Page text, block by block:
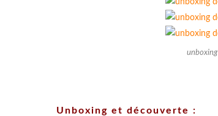
unboxing
Unboxing et découverte :